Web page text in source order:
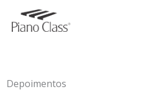
content
Depoimentos